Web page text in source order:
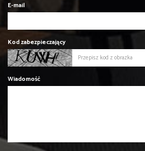
E-mail
Kod zabezpieczający
Wiadomość